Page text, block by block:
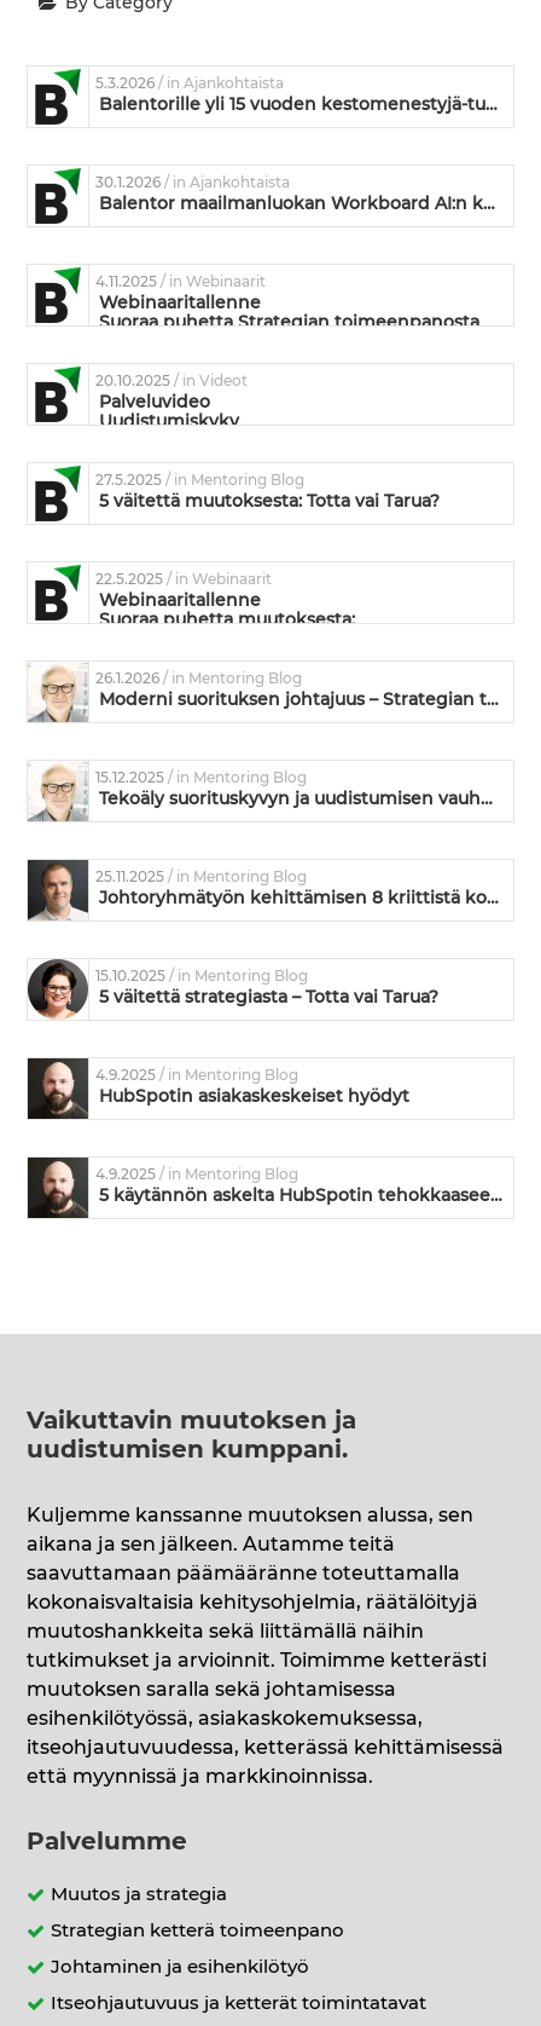
5.3.2026/ in Ajankohtaista
Balentorille yli 15 vuoden kestomenestyjä-tunnustus
30.1.2026/ in Ajankohtaista
Balentor maailmanluokan Workboard AI:n kumppaniksi
4.11.2025/ in Webinaarit
Webinaaritallenne
Suoraa puhetta Strategian toimeenpanosta
20.10.2025/ in Videot
Palveluvideo
Uudistumiskyky
27.5.2025/ in Mentoring Blog
5 väitettä muutoksesta: Totta vai Tarua?
22.5.2025/ in Webinaarit
Webinaaritallenne
Suoraa puhetta muutoksesta:
26.1.2026/ in Mentoring Blog
Moderni suorituksen johtajuus – Strategian toimeenpanoa ja kyvykkyyden kehittämistä
15.12.2025/ in Mentoring Blog
Tekoäly suorituskyvyn ja uudistumisen vauhdittajana
25.11.2025/ in Mentoring Blog
Johtoryhmätyön kehittämisen 8 kriittistä kohtaa – missä kunnossa on teidän johtoryhmänne?
15.10.2025/ in Mentoring Blog
5 väitettä strategiasta – Totta vai Tarua?
4.9.2025/ in Mentoring Blog
HubSpotin asiakaskeskeiset hyödyt
4.9.2025/ in Mentoring Blog
5 käytännön askelta HubSpotin tehokkaaseen käyttöönottoon
Vaikuttavin muutoksen ja
uudistumisen kumppani.
Kuljemme kanssanne muutoksen alussa, sen
aikana ja sen jälkeen. Autamme teitä
saavuttamaan päämääränne toteuttamalla
kokonaisvaltaisia kehitysohjelmia, räätälöityjä
muutoshankkeita sekä liittämällä näihin
tutkimukset ja arvioinnit. Toimimme ketterästi
muutoksen saralla sekä johtamisessa
esihenkilötyössä, asiakaskokemuksessa,
itseohjautuvuudessa, ketterässä kehittämisessä
että myynnissä ja markkinoinnissa.
Palvelumme
Muutos ja strategia
Strategian ketterä toimeenpano
Johtaminen ja esihenkilötyö
Itseohjautuvuus ja ketterät toimintatavat